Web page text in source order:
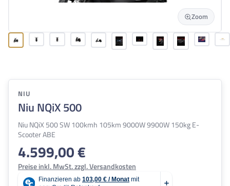
Zoom
NIU
Niu NQiX 500
Niu NQiX 500 SW 100kmh 105km 9000W 9900W 150kg E-
Scooter ABE
Regulärer Preis:
4.599,00 €
Preise inkl. MwSt. zzgl. Versandkosten